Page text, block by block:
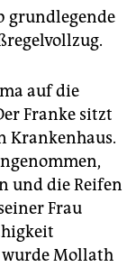
grundlegende
auf die
Franke sitzt
Krankenhaus.
und die Reifen
Frau
Mollath